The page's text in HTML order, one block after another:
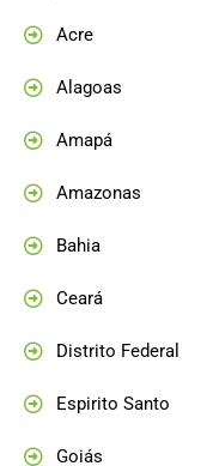
Acre
Alagoas
Amapá
Amazonas
Bahia
Ceará
Distrito Federal
Espirito Santo
Goiás